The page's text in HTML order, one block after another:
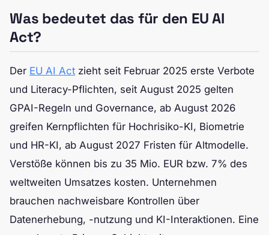
Was bedeutet das für den EU AI
Act?
Der EU AI Act zieht seit Februar 2025 erste Verbote
und Literacy-Pflichten, seit August 2025 gelten
GPAI-Regeln und Governance, ab August 2026
greifen Kernpflichten für Hochrisiko-KI, Biometrie
und HR-KI, ab August 2027 Fristen für Altmodelle.
Verstöße können bis zu 35 Mio. EUR bzw. 7% des
weltweiten Umsatzes kosten. Unternehmen
brauchen nachweisbare Kontrollen über
Datenerhebung, -nutzung und KI-Interaktionen. Eine